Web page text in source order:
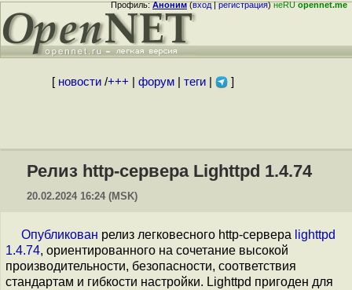
Профиль:Аноним(вход|регистрация)неRUopennet.me
[ новости/+++ форум| теги| ]
Релиз http-сервера Lighttpd 1.4.74
20.02.2024 16:24 (MSK)
Опубликован релиз легковесного http-сервера lighttpd
1.4.74, ориентированного на сочетание высокой
производительности, безопасности, соответствия
стандартам и гибкости настройки. Lighttpd пригоден для